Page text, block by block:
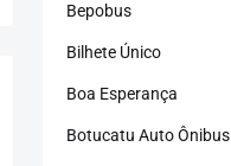
Bepobus
Bilhete Único
Boa Esperança
Botucatu Auto Ônibus